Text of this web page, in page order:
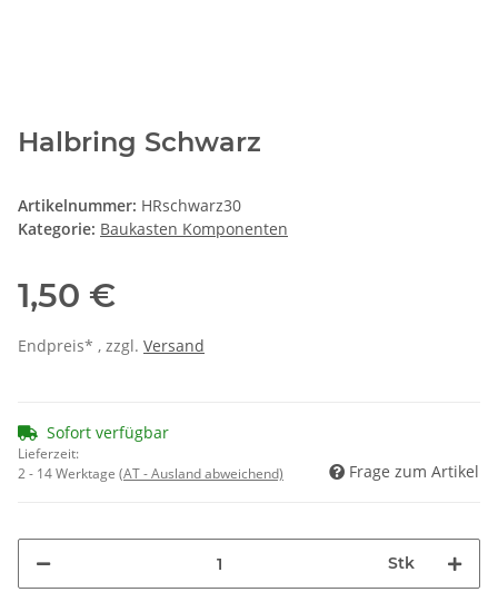
Halbring Schwarz
Artikelnummer: HRschwarz30
Kategorie: Baukasten Komponenten
1,50 €
Endpreis* , zzgl. Versand
Sofort verfügbar
Lieferzeit:
2 - 14 Werktage (AT - Ausland abweichend) Frage zum Artikel
Stk